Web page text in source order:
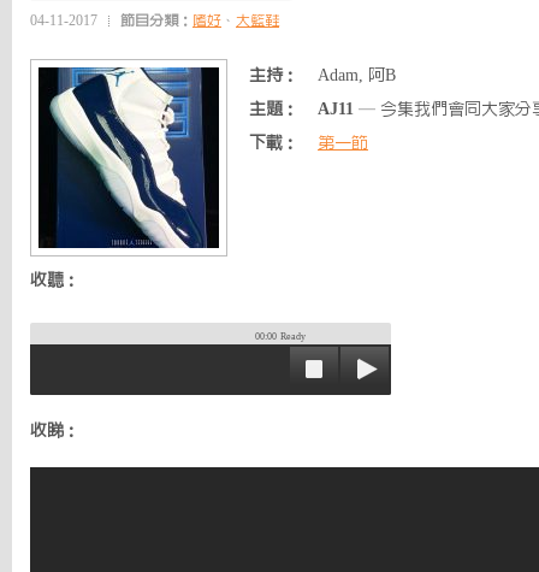
04-11-2017 節目分類： 嗜好 、 大籃鞋
主持：
Adam, 阿B
主題：
AJ11 — 今集我們會同大家分
下載：
第一節
收聽：
00:00 Ready
收睇：